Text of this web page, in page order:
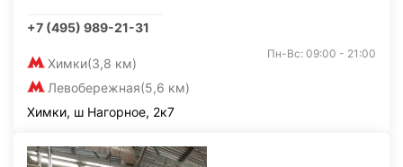
+7 (495) 989-21-31
Химки(3,8 км)
Левобережная(5,6 км)
Пн-Вс: 09:00 - 21:00
Химки, ш Нагорное, 2к7